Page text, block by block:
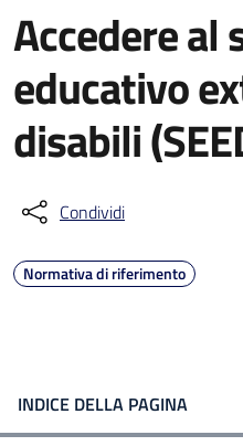
Accedere al
educativo
disabili
Condividi
Normativa di riferimento
INDICE DELLA PAGINA